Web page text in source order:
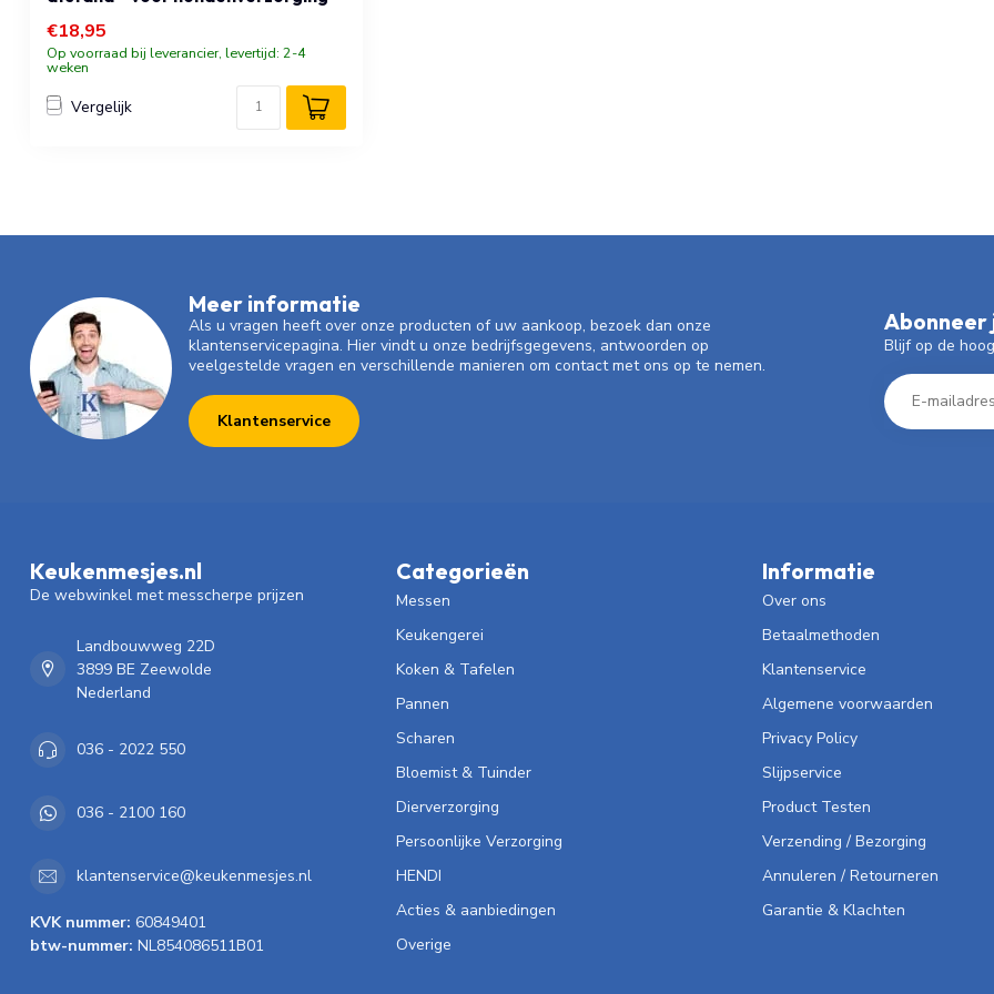
€18,95
Op voorraad bij leverancier, levertijd: 2-4
weken
Vergelijk
Meer informatie
Als u vragen heeft over onze producten of uw aankoop, bezoek dan onze
klantenservicepagina. Hier vindt u onze bedrijfsgegevens, antwoorden op
veelgestelde vragen en verschillende manieren om contact met ons op te nemen.
Klantenservice
Abonneer
Blijf op de
Keukenmesjes.nl
De webwinkel met messcherpe prijzen
Landbouwweg 22D
3899 BE Zeewolde
Nederland
036 - 2022 550
036 - 2100 160
klantenservice@keukenmesjes.nl
KVK nummer: 60849401
btw-nummer: NL854086511B01
Categorieën
Messen
Keukengerei
Koken & Tafelen
Pannen
Scharen
Bloemist & Tuinder
Dierverzorging
Persoonlijke Verzorging
HENDI
Acties & aanbiedingen
Overige
Informatie
Over ons
Betaalmethoden
Klantenservice
Algemene voorwaarden
Privacy Policy
Slijpservice
Product Testen
Verzending / Bezorging
Annuleren / Retourneren
Garantie & Klachten